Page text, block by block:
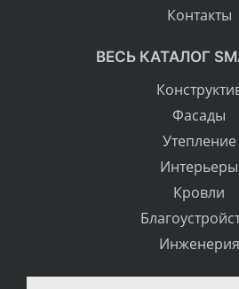
Контакты
ВЕСЬ КАТАЛОГ
Фасады
Утепление
Интерьеры
Кровли
Инженерия